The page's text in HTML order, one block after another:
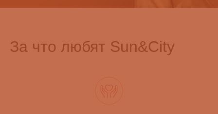
За что любят Sun&City